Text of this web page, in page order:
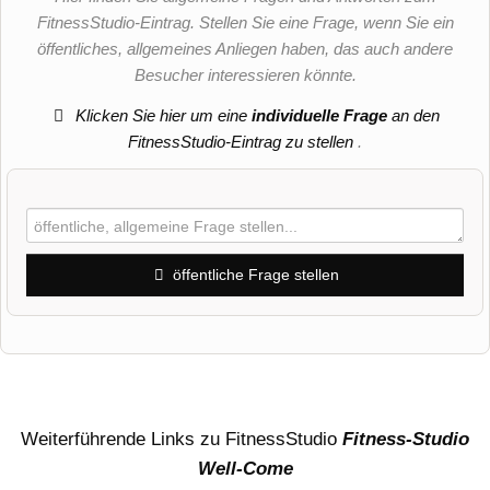
FitnessStudio-Eintrag. Stellen Sie eine Frage, wenn Sie ein
öffentliches, allgemeines Anliegen haben, das auch andere
Besucher interessieren könnte.
Klicken Sie hier um eineindividuelle Frage an den
FitnessStudio-Eintrag zu stellen .
öffentliche Frage stellen
Weiterführende Links zu FitnessStudio Fitness-Studio
Well-Come